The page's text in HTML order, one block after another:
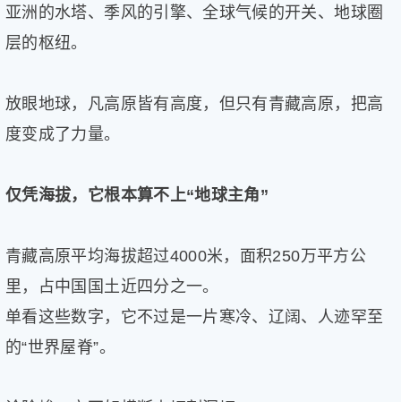
术
物
活
百
科
奇
问
答
图
片
动
亚洲的水塔、季风的引擎、全球气候的开关、地球圈
层的枢纽。
放眼地球，凡高原皆有高度，但只有青藏高原，把高
度变成了力量。
仅凭海拔，它根本算不上“地球主角”
青藏高原平均海拔超过4000米，面积250万平方公
里，占中国国土近四分之一。
单看这些数字，它不过是一片寒冷、辽阔、人迹罕至
的“世界屋脊”。